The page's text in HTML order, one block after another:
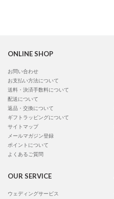
ONLINE SHOP
お問い合わせ
お支払い方法について
送料・決済手数料について
配送について
返品・交換について
ギフトラッピングについて
サイトマップ
メールマガジン登録
ポイントについて
よくあるご質問
OUR SERVICE
ウェディングサービス